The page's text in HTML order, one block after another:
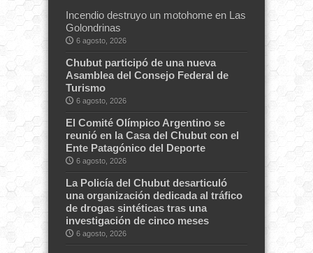
Incendio destruyo un motohome en Las
Golondrinas
6 agosto, 2026
Chubut participó de una nueva
Asamblea del Consejo Federal de
Turismo
6 agosto, 2026
El Comité Olímpico Argentino se
reunió en la Casa del Chubut con el
Ente Patagónico del Deporte
6 agosto, 2026
La Policía del Chubut desarticuló
una organización dedicada al tráfico
de drogas sintéticas tras una
investigación de cinco meses
6 agosto, 2026